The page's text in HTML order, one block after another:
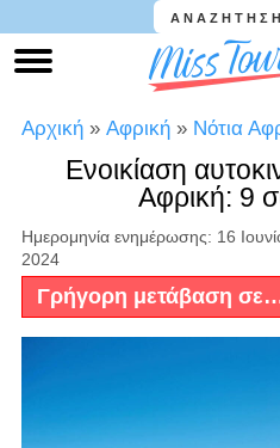
Αρχική » Αφρική » Νότια
Ενοικίαση
Αφρική: 9
Ημερομηνία ενημέρωσης: 16
2024
Γρήγορη μετάβαση